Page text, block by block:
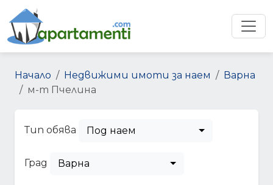
Начало Недвижими имоти за наем
Варна
м-т Пчелина
Тип обява Под наем
Град Варна